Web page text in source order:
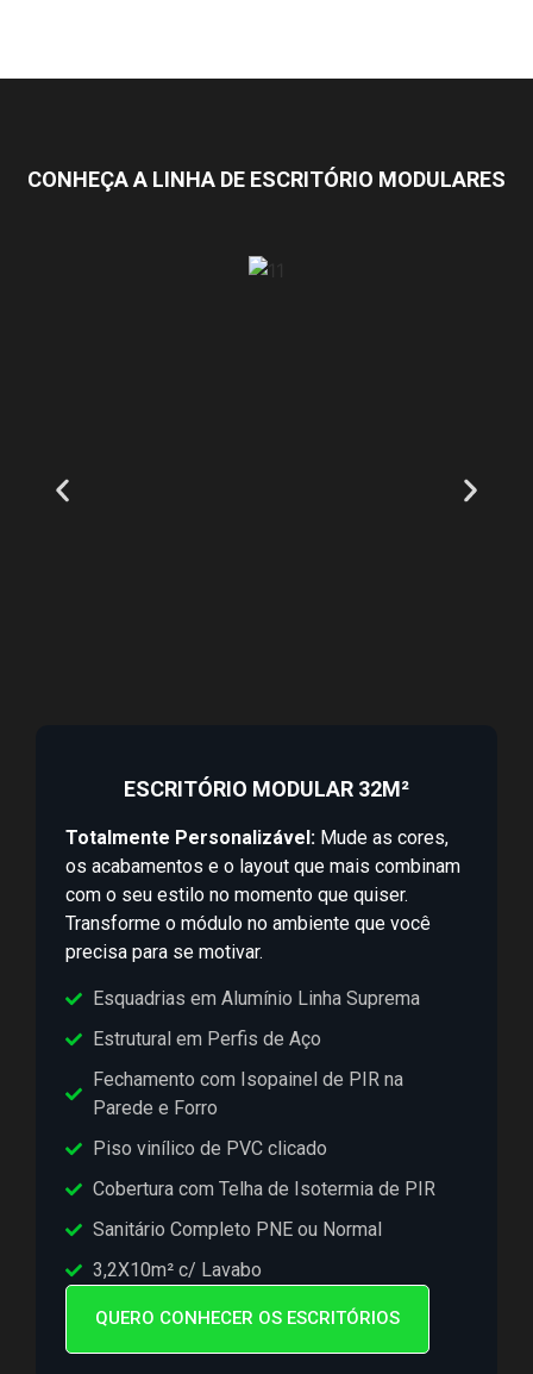
CONHEÇA A LINHA DE ESCRITÓRIO MODULARES
ESCRITÓRIO MODULAR 32M²
Totalmente Personalizável: Mude as cores,
os acabamentos e o layout que mais combinam
com o seu estilo no momento que quiser.
Transforme o módulo no ambiente que você
precisa para se motivar.
Esquadrias em Alumínio Linha Suprema
Estrutural em Perfis de Aço
Fechamento com Isopainel de PIR na
Parede e Forro
Piso vinílico de PVC clicado
Cobertura com Telha de Isotermia de PIR
Sanitário Completo PNE ou Normal
3,2X10m² c/ Lavabo
QUERO CONHECER OS ESCRITÓRIOS